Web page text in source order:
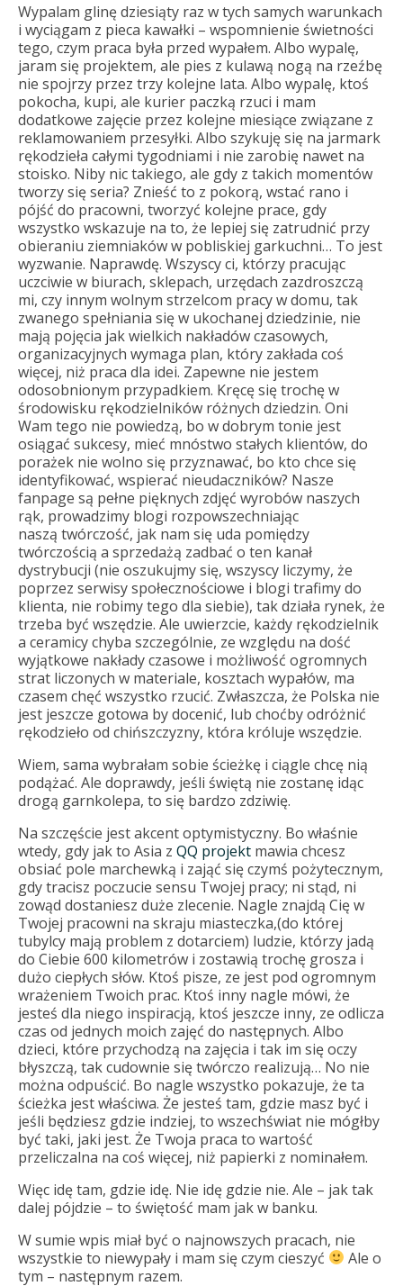
Wypalam glinę dziesiąty raz w tych samych warunkach
i wyciągam z pieca kawałki – wspomnienie świetności
tego, czym praca była przed wypałem. Albo wypalę,
jaram się projektem, ale pies z kulawą nogą na rzeźbę
nie spojrzy przez trzy kolejne lata. Albo wypalę, ktoś
pokocha, kupi, ale kurier paczką rzuci i mam
dodatkowe zajęcie przez kolejne miesiące związane z
reklamowaniem przesyłki. Albo szykuję się na jarmark
rękodzieła całymi tygodniami i nie zarobię nawet na
stoisko. Niby nic takiego, ale gdy z takich momentów
tworzy się seria? Znieść to z pokorą, wstać rano i
pójść do pracowni, tworzyć kolejne prace, gdy
wszystko wskazuje na to, że lepiej się zatrudnić przy
obieraniu ziemniaków w pobliskiej garkuchni… To jest
wyzwanie. Naprawdę. Wszyscy ci, którzy pracując
uczciwie w biurach, sklepach, urzędach zazdroszczą
mi, czy innym wolnym strzelcom pracy w domu, tak
zwanego spełniania się w ukochanej dziedzinie, nie
mają pojęcia jak wielkich nakładów czasowych,
organizacyjnych wymaga plan, który zakłada coś
więcej, niż praca dla idei. Zapewne nie jestem
odosobnionym przypadkiem. Kręcę się trochę w
środowisku rękodzielników różnych dziedzin. Oni
Wam tego nie powiedzą, bo w dobrym tonie jest
osiągać sukcesy, mieć mnóstwo stałych klientów, do
porażek nie wolno się przyznawać, bo kto chce się
identyfikować, wspierać nieudaczników? Nasze
fanpage są pełne pięknych zdjęć wyrobów naszych
rąk, prowadzimy blogi rozpowszechniając
naszą twórczość, jak nam się uda pomiędzy
twórczością a sprzedażą zadbać o ten kanał
dystrybucji (nie oszukujmy się, wszyscy liczymy, że
poprzez serwisy społecznościowe i blogi trafimy do
klienta, nie robimy tego dla siebie), tak działa rynek, że
trzeba być wszędzie. Ale uwierzcie, każdy rękodzielnik
a ceramicy chyba szczególnie, ze względu na dość
wyjątkowe nakłady czasowe i możliwość ogromnych
strat liczonych w materiale, kosztach wypałów, ma
czasem chęć wszystko rzucić. Zwłaszcza, że Polska nie
jest jeszcze gotowa by docenić, lub choćby odróżnić
rękodzieło od chińszczyzny, która króluje wszędzie.
Wiem, sama wybrałam sobie ścieżkę i ciągle chcę nią
podążać. Ale doprawdy, jeśli świętą nie zostanę idąc
drogą garnkolepa, to się bardzo zdziwię.
Na szczęście jest akcent optymistyczny. Bo właśnie
wtedy, gdy jak to Asia z QQ projekt mawia chcesz
obsiać pole marchewką i zająć się czymś pożytecznym,
gdy tracisz poczucie sensu Twojej pracy; ni stąd, ni
zowąd dostaniesz duże zlecenie. Nagle znajdą Cię w
Twojej pracowni na skraju miasteczka,(do której
tubylcy mają problem z dotarciem) ludzie, którzy jadą
do Ciebie 600 kilometrów i zostawią trochę grosza i
dużo ciepłych słów. Ktoś pisze, ze jest pod ogromnym
wrażeniem Twoich prac. Ktoś inny nagle mówi, że
jesteś dla niego inspiracją, ktoś jeszcze inny, ze odlicza
czas od jednych moich zajęć do następnych. Albo
dzieci, które przychodzą na zajęcia i tak im się oczy
błyszczą, tak cudownie się twórczo realizują… No nie
można odpuścić. Bo nagle wszystko pokazuje, że ta
ścieżka jest właściwa. Że jesteś tam, gdzie masz być i
jeśli będziesz gdzie indziej, to wszechświat nie mógłby
być taki, jaki jest. Że Twoja praca to wartość
przeliczalna na coś więcej, niż papierki z nominałem.
Więc idę tam, gdzie idę. Nie idę gdzie nie. Ale – jak tak
dalej pójdzie – to świętość mam jak w banku.
W sumie wpis miał być o najnowszych pracach, nie
wszystkie to niewypały i mam się czym cieszyć
Ale o
tym – następnym razem.